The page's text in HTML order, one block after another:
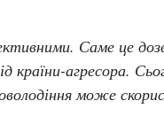
Саме це
агресора.
може